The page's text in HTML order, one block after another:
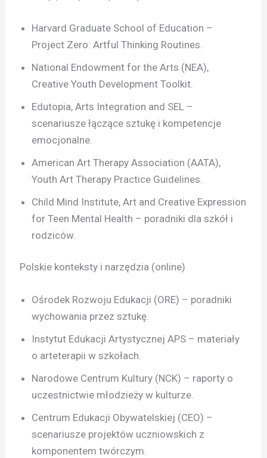
Harvard Graduate School of Education –
Project Zero: Artful Thinking Routines.
National Endowment for the Arts (NEA),
Creative Youth Development Toolkit.
Edutopia, Arts Integration and SEL –
scenariusze łączące sztukę i kompetencje
emocjonalne.
American Art Therapy Association (AATA),
Youth Art Therapy Practice Guidelines.
Child Mind Institute, Art and Creative Expression
for Teen Mental Health – poradniki dla szkół i
rodziców.
Polskie konteksty i narzędzia (online)
Ośrodek Rozwoju Edukacji (ORE) – poradniki
wychowania przez sztukę.
Instytut Edukacji Artystycznej APS – materiały
o arteterapii w szkołach.
Narodowe Centrum Kultury (NCK) – raporty o
uczestnictwie młodzieży w kulturze.
Centrum Edukacji Obywatelskiej (CEO) –
scenariusze projektów uczniowskich z
komponentem twórczym.